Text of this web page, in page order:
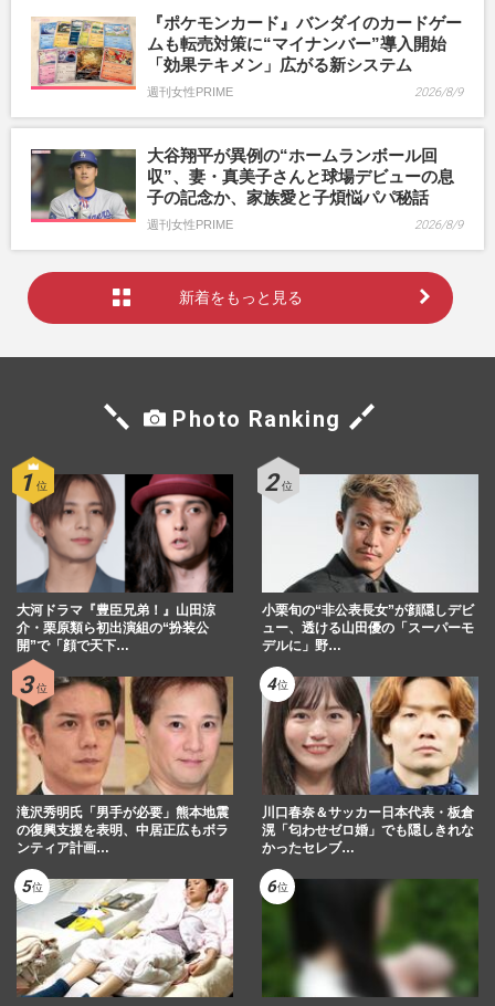
『ポケモンカード』バンダイのカードゲー
ムも転売対策に“マイナンバー”導入開始
「効果テキメン」広がる新システム
週刊女性PRIME 2026/8/9
大谷翔平が異例の“ホームランボール回
収”、妻・真美子さんと球場デビューの息
子の記念か、家族愛と子煩悩パパ秘話
週刊女性PRIME 2026/8/9
新着をもっと見る
Photo Ranking
大河ドラマ『豊臣兄弟！』山田涼
介・栗原類ら初出演組の“扮装公
開”で「顔で天下…
小栗旬の“非公表長女”が顔隠しデビ
ュー、透ける山田優の「スーパーモ
デルに」野…
滝沢秀明氏「男手が必要」熊本地震
の復興支援を表明、中居正広もボラ
ンティア計画…
川口春奈＆サッカー日本代表・板倉
滉「匂わせゼロ婚」でも隠しきれな
かったセレブ…